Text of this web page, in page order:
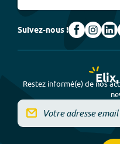
Suivez-nous !
Restez informé(e) de nos